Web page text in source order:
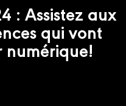
: Assistez aux
qui vont
numérique!